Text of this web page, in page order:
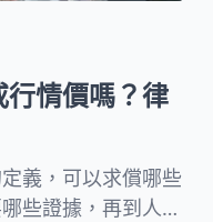
情價嗎？律
義，可以求償哪些
些證據，再到人人